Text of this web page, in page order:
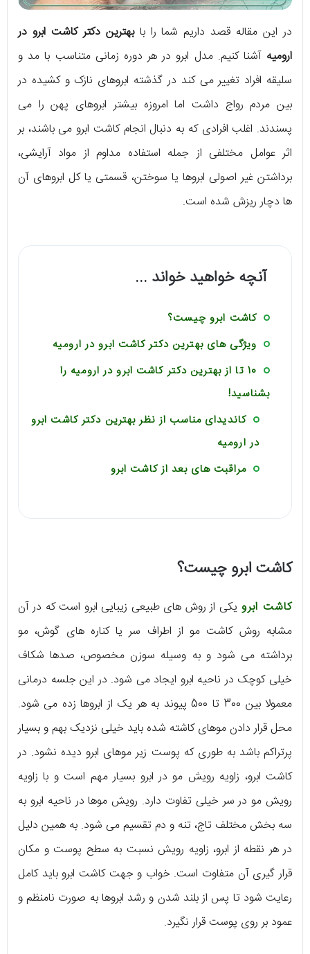
در این مقاله قصد داریم شما را با بهترین دکتر کاشت ابرو در
ارومیه آشنا کنیم. مدل ابرو در هر دوره زمانی متناسب با مد و
سلیقه افراد تغییر می کند در گذشته ابروهای نازک و کشیده در
بین مردم رواج داشت اما امروزه بیشتر ابروهای پهن را می
پسندند. اغلب افرادی که به دنبال انجام کاشت ابرو می باشند، بر
اثر عوامل مختلفی از جمله استفاده مداوم از مواد آرایشی،
برداشتن غیر اصولی ابروها یا سوختن، قسمتی یا کل ابروهای آن
ها دچار ریزش شده است.
آنچه خواهید خواند ...
کاشت ابرو چیست؟
ویژگی های بهترین دکتر کاشت ابرو در ارومیه
10 تا از بهترین دکتر کاشت ابرو در ارومیه را
بشناسید!
کاندیدای مناسب از نظر بهترین دکتر کاشت ابرو
در ارومیه
مراقبت های بعد از کاشت ابرو
کاشت ابرو چیست؟
کاشت ابرو یکی از روش های طبیعی زیبایی ابرو است که در آن
مشابه روش کاشت مو از اطراف سر یا کناره های گوش، مو
برداشته می شود و به وسیله سوزن مخصوص، صدها شکاف
خیلی کوچک در ناحیه ابرو ایجاد می شود. در این جلسه درمانی
معمولا بین 300 تا 500 پیوند به هر یک از ابروها زده می شود.
محل قرار دادن موهای کاشته شده باید خیلی نزدیک بهم و بسیار
پرتراکم باشد به طوری که پوست زیر موهای ابرو دیده نشود. در
کاشت ابرو، زاویه رویش مو در ابرو بسیار مهم است و با زاویه
رویش مو در سر خیلی تفاوت دارد. رویش موها در ناحیه ابرو به
سه بخش مختلف تاج، تنه و دم تقسیم می شود. به همین دلیل
در هر نقطه از ابرو، زاویه رویش نسبت به سطح پوست و مکان
قرار گیری آن متفاوت است. خواب و جهت کاشت ابرو باید کامل
رعایت شود تا پس از بلند شدن و رشد ابروها به صورت نامنظم و
عمود بر روی پوست قرار نگیرد.